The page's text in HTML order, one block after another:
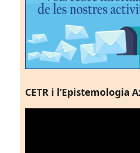
CETR i l’Epistemologia